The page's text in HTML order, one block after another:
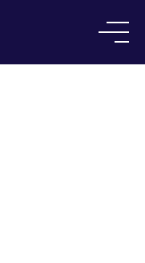
AISI 304 &